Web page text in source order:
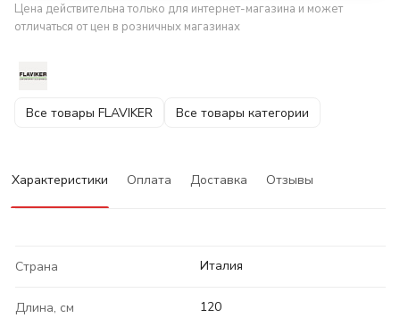
Цена действительна только для интернет-магазина и может
отличаться от цен в розничных магазинах
Все товары FLAVIKER Все товары категории
Характеристики Оплата Доставка Отзывы
Страна Италия
Длина, см 120